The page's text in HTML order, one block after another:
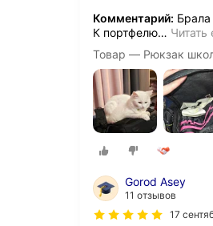
Комментарий:
К портфелю… Читать
Товар — Рюкзак
Gorod Asey
11 отзывов
17